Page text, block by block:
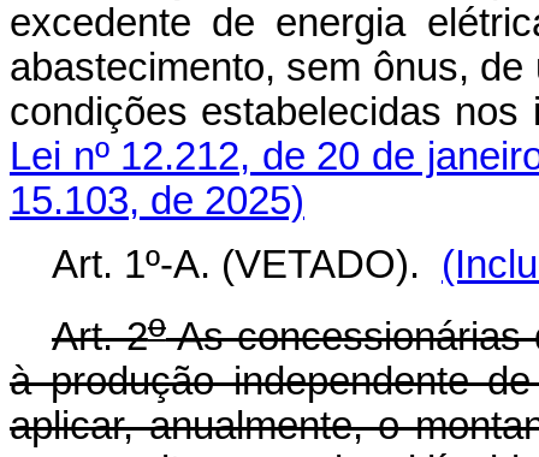
excedente de energia
abastecimento, sem ônus,
condições estabelecidas
Lei nº 12.212, de 20 de
15.103, de 2025)
Art. 1º-A. (VETADO).
Art. 2oAs concessionárias
à produção independente
aplicar, anualmente, o